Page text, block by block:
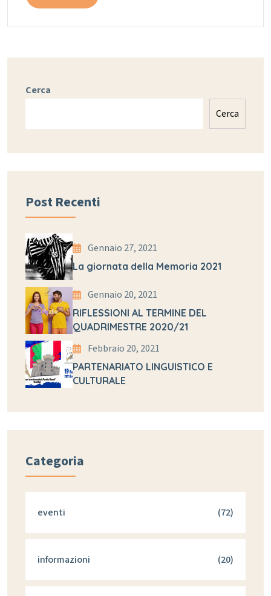
Cerca
Cerca
Post Recenti
Gennaio 27, 2021
La giornata della Memoria 2021
Gennaio 20, 2021
RIFLESSIONI AL TERMINE DEL
QUADRIMESTRE 2020/21
Febbraio 20, 2021
PARTENARIATO LINGUISTICO E
CULTURALE
Categoria
eventi (72)
informazioni (20)